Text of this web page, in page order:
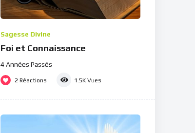
Sagesse Divine
Foi et Connaissance
4 Années Passés
2 Réactions 1.5K Vues